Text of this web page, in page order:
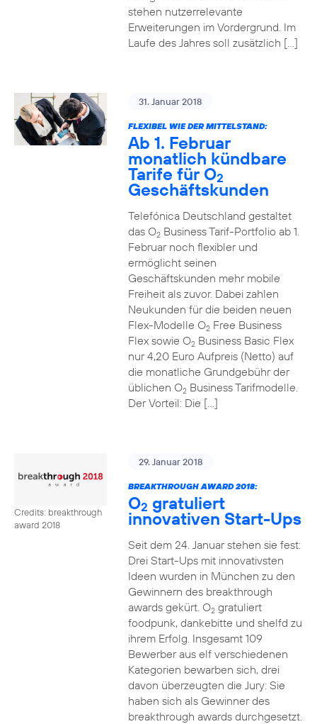
stehen nutzerrelevante
Erweiterungen im Vordergrund. Im
Laufe des Jahres soll zusätzlich […]
31. Januar 2018
FLEXIBEL WIE DER MITTELSTAND:
Ab 1. Februar
monatlich kündbare
Tarife für O2
Geschäftskunden
Telefónica Deutschland gestaltet
das O2Business Tarif-Portfolio ab 1.
Februar noch flexibler und
ermöglicht seinen
Geschäftskunden mehr mobile
Freiheit als zuvor. Dabei zahlen
Neukunden für die beiden neuen
Flex-Modelle O2Free Business
Flex sowie O2Business Basic Flex
nur 4,20 Euro Aufpreis (Netto) auf
die monatliche Grundgebühr der
üblichen O2Business Tarifmodelle.
Der Vorteil: Die […]
Credits: breakthrough
award 2018
29. Januar 2018
BREAKTHROUGH AWARD 2018:
O2 gratuliert
innovativen Start-Ups
Seit dem 24. Januar stehen sie fest:
Drei Start-Ups mit innovativsten
Ideen wurden in München zu den
Gewinnern des breakthrough
awards gekürt. O2gratuliert
foodpunk, dankebitte und shelfd zu
ihrem Erfolg. Insgesamt 109
Bewerber aus elf verschiedenen
Kategorien bewarben sich, drei
davon überzeugten die Jury: Sie
haben sich als Gewinner des
breakthrough awards durchgesetzt.